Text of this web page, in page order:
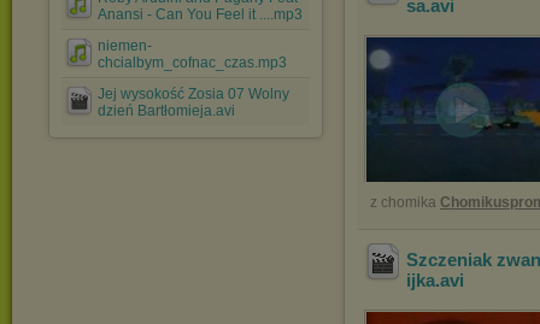
Anansi - Can You Feel it ....mp3
niemen-
chcialbym_cofnac_czas.mp3
Jej wysokość Zosia 07 Wolny
dzień Bartłomieja.avi
sa.avi
z chomika
Szczeniak
ijka.avi